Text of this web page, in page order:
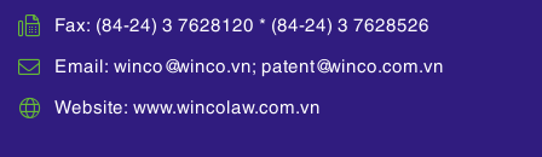
Fax: (84-24) 3 7628120 * (84-24) 3 7628526
Email: winco@winco.vn; patent@winco.com.vn
Website: www.wincolaw.com.vn